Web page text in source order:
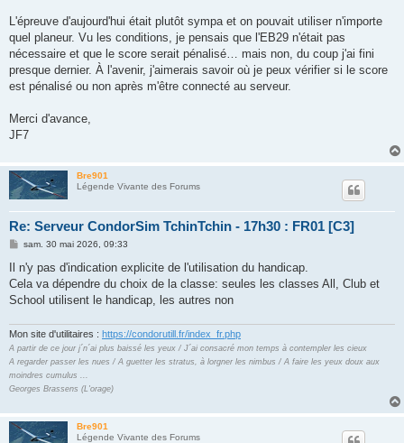
g
e
L'épreuve d'aujourd'hui était plutôt sympa et on pouvait utiliser n'importe
quel planeur. Vu les conditions, je pensais que l'EB29 n'était pas
nécessaire et que le score serait pénalisé… mais non, du coup j'ai fini
presque dernier. À l'avenir, j'aimerais savoir où je peux vérifier si le score
est pénalisé ou non après m'être connecté au serveur.
Merci d'avance,
JF7
Bre901
Légende Vivante des Forums
Re: Serveur CondorSim TchinTchin - 17h30 : FR01 [C3]
M
s
a
g
sam. 30 mai 2026, 09:33
Il n'y pas d'indication explicite de l'utilisation du handicap.
Cela va dépendre du choix de la classe: seules les classes All, Club et
School utilisent le handicap, les autres non
Mon site d'utilitaires : https://condorutill.fr/index_fr.php
A partir de ce jour j´n´ai plus baissé les yeux / J´ai consacré mon temps à contempler les cieux
A regarder passer les nues / A guetter les stratus, à lorgner les nimbus / A faire les yeux doux aux
moindres cumulus ...
Georges Brassens (L'orage)
Bre901
Légende Vivante des Forums